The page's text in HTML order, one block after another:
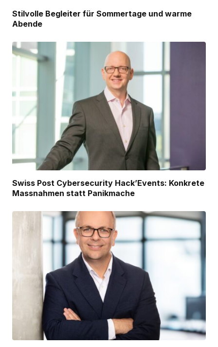
Stilvolle Begleiter für Sommertage und warme
Abende
Swiss Post Cybersecurity Hack’Events: Konkrete
Massnahmen statt Panikmache